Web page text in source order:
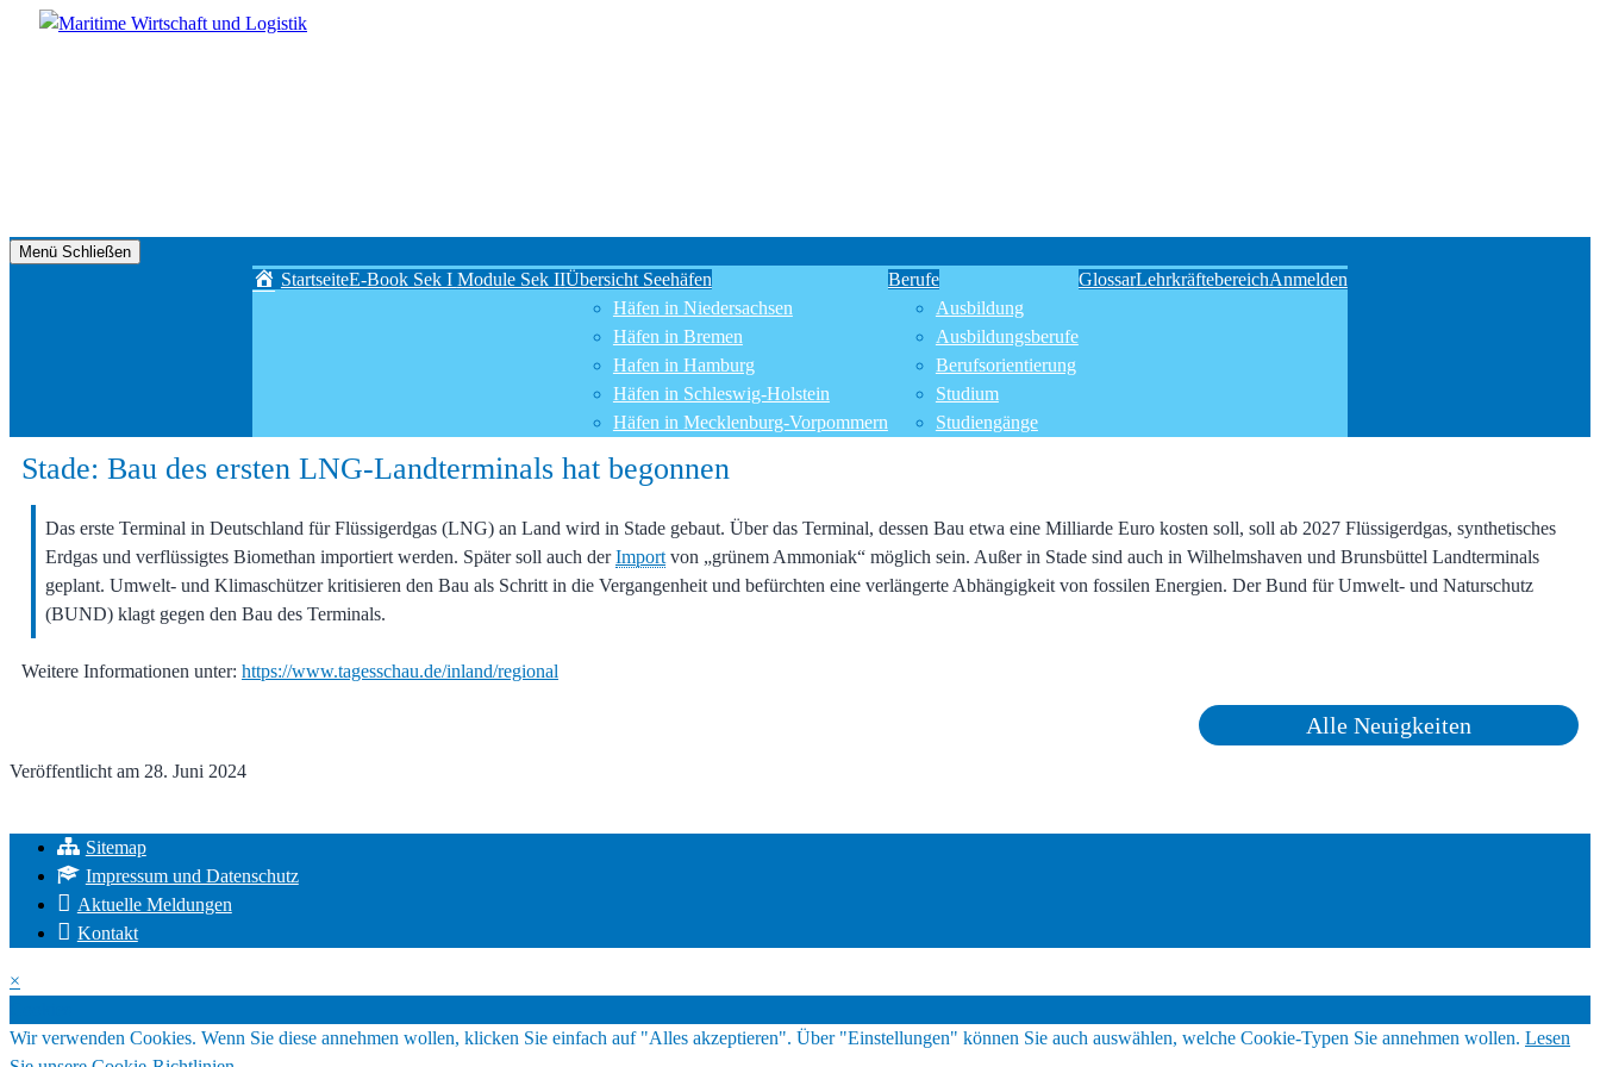
Zum
Maritime
Menü Schließen
StartseiteE-Book Sek I Module Sek IIÜbersicht Seehäfen
Häfen in Niedersachsen
Häfen in Bremen
Hafen in Hamburg
Häfen in Schleswig-Holstein
Häfen in Mecklenburg-Vorpommern
Berufe
Ausbildung
Ausbildungsberufe
Berufsorientierung
Studium
Studiengänge
GlossarLehrkräftebereichAnmelden
Stade: Bau des ersten LNG-Landterminals hat begonnen
Das erste Terminal in Deutschland für Flüssigerdgas (LNG) an Land wird in Stade gebaut. Über das Terminal, dessen Bau etwa eine Milliarde Euro kosten soll, soll ab 2027 Flüssigerdgas, synthetisches
Erdgas und verflüssigtes Biomethan importiert werden. Später soll auch derImport von „grünem Ammoniak“ möglich sein. Außer in Stade sind auch in Wilhelmshaven und Brunsbüttel Landterminals
geplant. Umwelt- und Klimaschützer kritisieren den Bau als Schritt in die Vergangenheit und befürchten eine verlängerte Abhängigkeit von fossilen Energien. Der Bund für Umwelt- und Naturschutz
(BUND) klagt gegen den Bau des Terminals.
Weitere Informationen unter: https://www.tagesschau.de/inland/regional
Alle Neuigkeiten
Veröffentlicht am 28. Juni 2024
Sitemap
Impressum und Datenschutz
Aktuelle Meldungen
Kontakt
×
Wir verwenden Cookies. Wenn Sie diese annehmen wollen, klicken Sie einfach auf "Alles akzeptieren". Über "Einstellungen" können Sie auch auswählen, welche Cookie-Typen Sie annehmen wollen. Lesen